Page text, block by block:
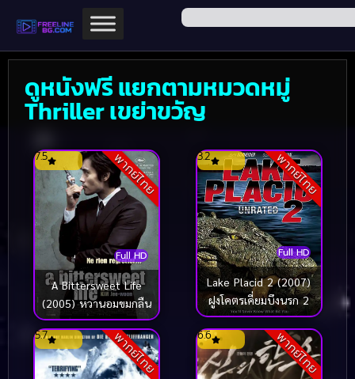
ดูหนังฟรี แยกตามหมวดหมู่
Thriller เขย่าขวัญ
พากย์ไทย
Full HD
7.5
A Bittersweet Life
(2005) หวานอมขมกลืน
พากย์ไทย
Full HD
3.2
Lake Placid 2 (2007)
ฝูงโคตรเคี่ยมบึงนรก 2
พากย์ไทย
5.7 พากย์ไทย
6.6